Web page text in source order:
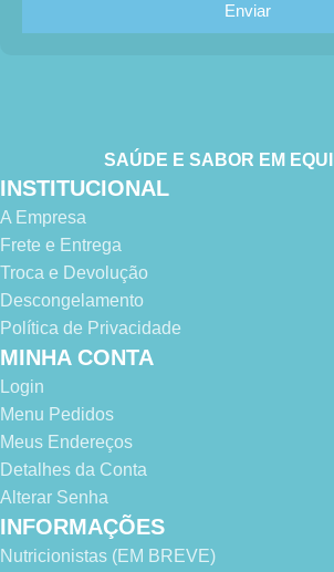
Enviar
SAÚDE E SABOR EM
INSTITUCIONAL
A Empresa
Frete e Entrega
Troca e Devolução
Descongelamento
Política de Privacidade
MINHA CONTA
Login
Menu Pedidos
Meus Endereços
Detalhes da Conta
Alterar Senha
INFORMAÇÕES
Nutricionistas (EM BREVE)